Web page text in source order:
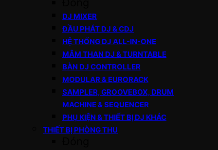
DJ MIXER
ĐẦU PHÁT DJ & CDJ
HỆ THỐNG DJ ALL-IN-ONE
MÂM THAN DJ & TURNTABLE
BÀN DJ CONTROLLER
MODULAR & EURORACK
SAMPLER, GROOVEBOX, DRUM
MACHINE & SEQUENCER
PHỤ KIỆN & THIẾT BỊ DJ KHÁC
THIẾT BỊ PHÒNG THU